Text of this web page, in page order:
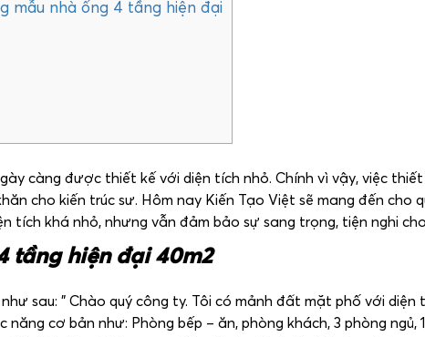
mẫu nhà ống 4 tầng hiện đại
càng được thiết kế với diện tích nhỏ. Chính vì vậy, việc
cho kiến trúc sư. Hôm nay Kiến Tạo Việt sẽ mang đến cho
tích khá nhỏ, nhưng vẫn đảm bảo sự sang trọng, tiện nghi
tầng hiện đại 40m2
sau: ” Chào quý công ty. Tôi có mảnh đất mặt phố với
cơ bản như: Phòng bếp – ăn, phòng khách, 3 phòng